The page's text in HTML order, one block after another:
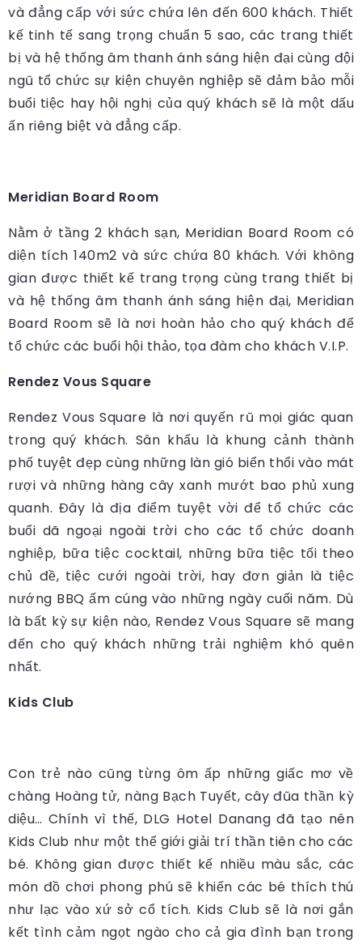
và đẳng cấp với sức chứa lên đến 600 khách. Thiết
kế tinh tế sang trọng chuẩn 5 sao, các trang thiết
bị và hệ thống âm thanh ánh sáng hiện đại cùng đội
ngũ tổ chức sự kiện chuyên nghiệp sẽ đảm bảo mỗi
buổi tiệc hay hội nghị của quý khách sẽ là một dấu
ấn riêng biệt và đẳng cấp.
Meridian Board Room
Nằm ở tầng 2 khách sạn, Meridian Board Room có
diện tích 140m2 và sức chứa 80 khách. Với không
gian được thiết kế trang trọng cùng trang thiết bị
và hệ thống âm thanh ánh sáng hiện đại, Meridian
Board Room sẽ là nơi hoàn hảo cho quý khách để
tổ chức các buổi hội thảo, tọa đàm cho khách V.I.P.
Rendez Vous Square
Rendez Vous Square là nơi quyến rũ mọi giác quan
trong quý khách. Sân khấu là khung cảnh thành
phố tuyệt đẹp cùng những làn gió biển thổi vào mát
rượi và những hàng cây xanh mướt bao phủ xung
quanh. Đây là địa điểm tuyệt vời để tổ chức các
buổi dã ngoại ngoài trời cho các tổ chức doanh
nghiệp, bữa tiệc cocktail, những bữa tiệc tối theo
chủ đề, tiệc cưới ngoài trời, hay đơn giản là tiệc
nướng BBQ ấm cúng vào những ngày cuối năm. Dù
là bất kỳ sự kiện nào, Rendez Vous Square sẽ mang
đến cho quý khách những trải nghiệm khó quên
nhất.
Kids Club
Con trẻ nào cũng từng ôm ấp những giấc mơ về
chàng Hoàng tử, nàng Bạch Tuyết, cây đũa thần kỳ
diệu… Chính vì thế, DLG Hotel Danang đã tạo nên
Kids Club như một thế giới giải trí thần tiên cho các
bé. Không gian được thiết kế nhiều màu sắc, các
món đồ chơi phong phú sẽ khiến các bé thích thú
như lạc vào xứ sở cổ tích. Kids Club sẽ là nơi gắn
kết tình cảm ngọt ngào cho cả gia đình bạn trong